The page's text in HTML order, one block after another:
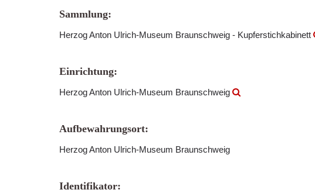
Sammlung:
Herzog Anton Ulrich-Museum Braunschweig - Kupferstichkabinett
Einrichtung:
Herzog Anton Ulrich-Museum Braunschweig
Aufbewahrungsort:
Herzog Anton Ulrich-Museum Braunschweig
Identifikator: